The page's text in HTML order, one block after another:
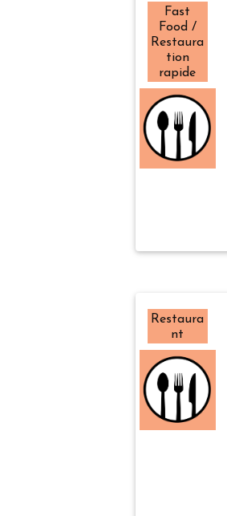
Fast
Food /
Restaura
tion
rapide
Restaura
nt